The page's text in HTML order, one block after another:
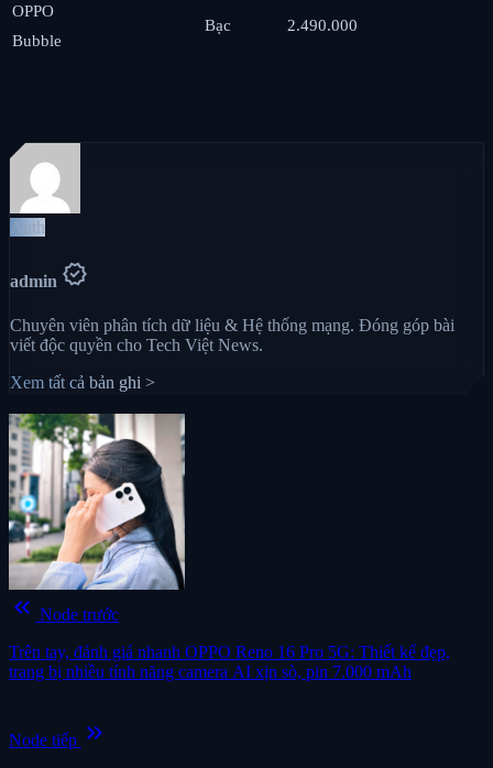
OPPO
Bubble
Bạc 2.490.000
Auth
admin verified
Chuyên viên phân tích dữ liệu & Hệ thống mạng. Đóng góp bài
viết độc quyền cho Tech Việt News.
Xem tất cả bản ghi >
keyboard_double_arrow_left Node trước
Trên tay, đánh giá nhanh OPPO Reno 16 Pro 5G: Thiết kế đẹp,
trang bị nhiều tính năng camera AI xịn sò, pin 7.000 mAh
Node tiếp keyboard_double_arrow_right